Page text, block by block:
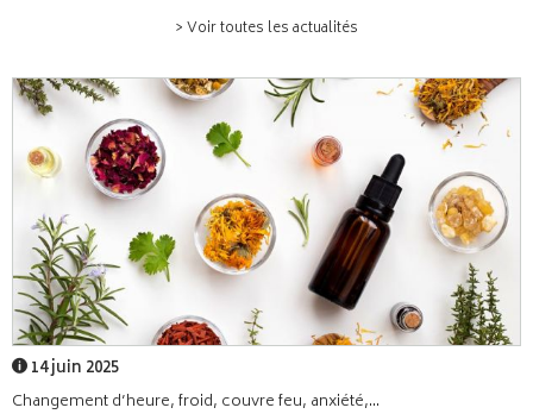
> Voir toutes les actualités
14 juin 2025
Changement d’heure, froid, couvre feu, anxiété,...